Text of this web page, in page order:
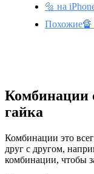
🔩 на
Похожие🔏
Комбинации
гайка
Комбинации это
друг с другом,
комбинации, чтобы